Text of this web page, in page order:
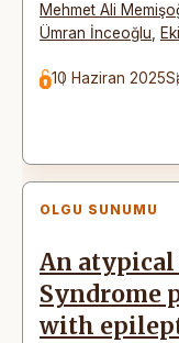
Mehmet Ali
Ümran İnceoğlu
10 Haziran 2025
OLGU SUNUMU
An
Syndrome
with